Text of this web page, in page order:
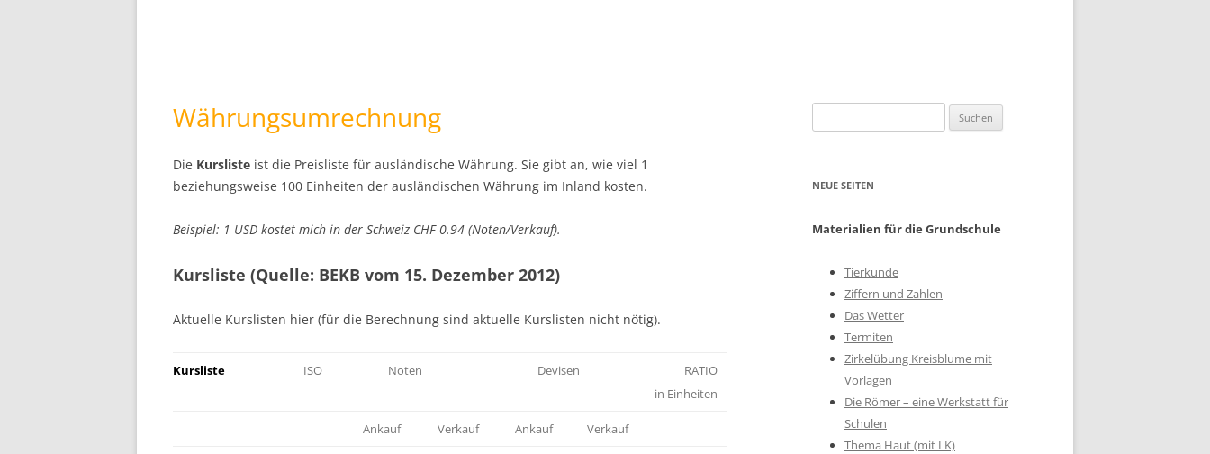
Währungsumrechnung
Die Kursliste ist die Preisliste für ausländische Währung. Sie gibt an, wie viel 1
beziehungsweise 100 Einheiten der ausländischen Währung im Inland kosten.
Beispiel: 1 USD kostet mich in der Schweiz CHF 0.94 (Noten/Verkauf).
Kursliste (Quelle: BEKB vom 15. Dezember 2012)
Aktuelle Kurslisten hier (für die Berechnung sind aktuelle Kurslisten nicht nötig).
Kursliste ISO Noten Devisen
RATIO
in Einheiten
Ankauf Verkauf Ankauf Verkauf
nach:
NEUE SEITEN
Materialien für die Grundschule
Tierkunde
Ziffern und Zahlen
Das Wetter
Termiten
Zirkelübung Kreisblume mit
Vorlagen
Die Römer – eine Werkstatt für
Schulen
Thema Haut (mit LK)